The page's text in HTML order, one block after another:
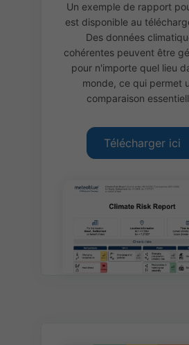
Un exemple de rapport
est disponible au
Des données
cohérentes peuvent être
pour n'importe quel lieu
monde, ce qui permet
comparaison
Télécharger ici